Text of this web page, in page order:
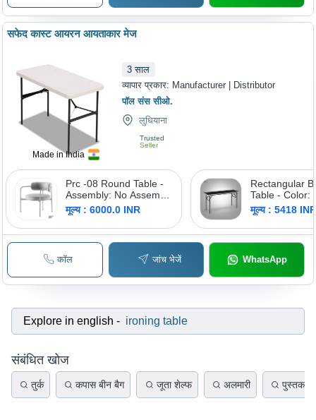
Made in India
सफेद कास्ट आयरन आयताकार मेज
3 साल
व्यापार प्रकार: Manufacturer | Distributor
पॉल संस सीओ.
लुधियाना
Trusted
Seller
Prc -08 Round Table -
Assembly: No Assembly
Required
मूल्य : 6000.0 INR
Rectangular
Table - Color:
Available
मूल्य : 5418
कॉल जांच भेजें WhatsApp
Explore in english - ironing table
संबंधित खोज
तुर्क कपास बीन बैग जूता शेल्फ अलमारी पुस्तक